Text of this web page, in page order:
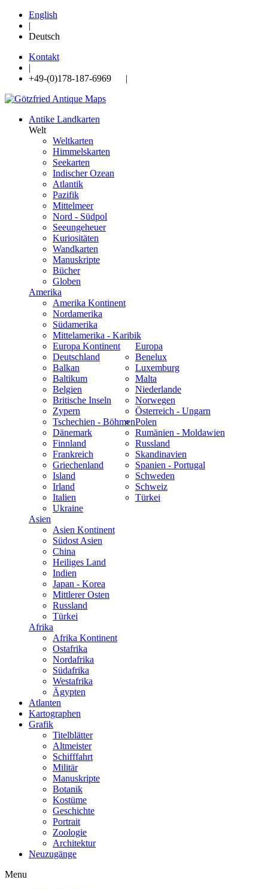
English
|
Deutsch
Kontakt
|
+49-(0)178-187-6969 |
Antike Landkarten
Welt
Weltkarten
Himmelskarten
Seekarten
Indischer Ozean
Atlantik
Pazifik
Mittelmeer
Nord - Südpol
Seeungeheuer
Kuriositäten
Wandkarten
Manuskripte
Bücher
Globen
Amerika
Amerika Kontinent
Nordamerika
Südamerika
Mittelamerika - Karibik
Europa
Europa Kontinent
Deutschland
Balkan
Baltikum
Belgien
Britische Inseln
Zypern
Tschechien - Böhmen
Dänemark
Finnland
Frankreich
Griechenland
Island
Irland
Italien
Benelux
Luxemburg
Malta
Niederlande
Norwegen
Österreich - Ungarn
Polen
Rumänien - Moldawien
Russland
Skandinavien
Spanien - Portugal
Schweden
Schweiz
Türkei
Ukraine
Asien
Asien Kontinent
Südost Asien
China
Heiliges Land
Indien
Japan - Korea
Mittlerer Osten
Russland
Türkei
Afrika
Afrika Kontinent
Ostafrika
Nordafrika
Südafrika
Westafrika
Ägypten
Atlanten
Kartographen
Grafik
Titelblätter
Altmeister
Schifffahrt
Militär
Manuskripte
Botanik
Kostüme
Geschichte
Portrait
Zoologie
Architektur
Neuzugänge
Menu